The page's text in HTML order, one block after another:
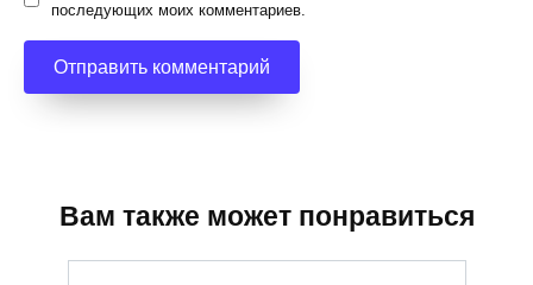
последующих моих комментариев.
Вам также может понравиться